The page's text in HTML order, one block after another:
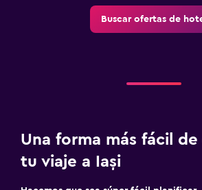
Buscar ofertas de
Una forma más fácil
tu viaje a Iași